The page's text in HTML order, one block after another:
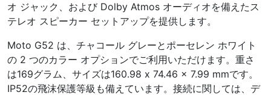
オ ジャック、および Dolby Atmos オーディオを備えたス
テレオ スピーカー セットアップを提供します。
Moto G52 は、チャコール グレーとポーセレン ホワイト
の 2 つのカラー オプションでご利用いただけます。重さ
は169グラム、サイズは160.98 x 74.46 x 7.99 mmです。
IP52の飛沫保護等級も備えています。接続に関しては、デ